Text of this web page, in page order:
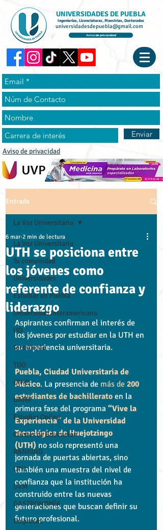
UNIVERSIDADES DE PUEBLA
Ingenierías, Licenciaturas, Maestrías, Doctorados
universidadesdepuebla@gmail.com
Aviso de privacidad
Enviar
Aviso de privacidad
Entrada
La Voz Universitaria
Tu comunidad
Universidades
Estudiar en Puebla
Universidad Interamericana
UO
Tecmilenio
TDO
UNIC
UAMP
Estudiar Online
Clúster de Educación
RANKING
UTH
UVM
GASTRONOMÍA
Empresas
La Voz Universitaria
UTH se posiciona entre
los jóvenes como
referente de confianza y
liderazgo
6 mar 2 min de lectura
Aspirantes confirman el interés de
los jóvenes por estudiar en la UTH en
su experiencia universitaria.
Puebla, Ciudad Universitaria de
México. La presencia de más de 200
estudiantes de bachillerato en la
primera fase del programa “Vive la
Experiencia” de la Universidad
Tecnológica de Huejotzingo
(UTH) no solo representó una
jornada de puertas abiertas, sino
también una muestra del nivel de
confianza que la institución ha
construido entre las nuevas
generaciones que buscan definir su
futuro profesional.